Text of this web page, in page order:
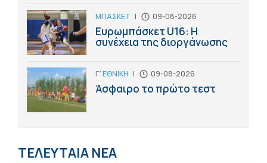
ΜΠΑΣΚΕΤ | 09-08-2026
Ευρωμπάσκετ U16: Η
συνέχεια της διοργάνωσης
Γ' ΕΘΝΙΚΗ | 09-08-2026
Άσφαιρο το πρώτο τεστ
ΤΕΛΕΥΤΑΙΑ ΝΕΑ